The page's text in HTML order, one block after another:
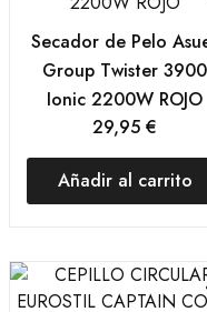
Secador de Pelo
Group Twister 3900
Ionic 2200W ROJO
29,95 €
Añadir al carrito